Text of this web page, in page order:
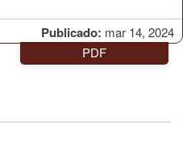
Publicado: mar 14, 2024
PDF